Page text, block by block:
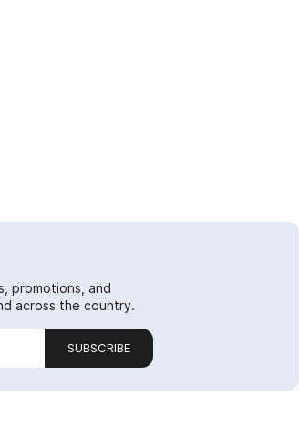
promotions, and
across the country.
SUBSCRIBE